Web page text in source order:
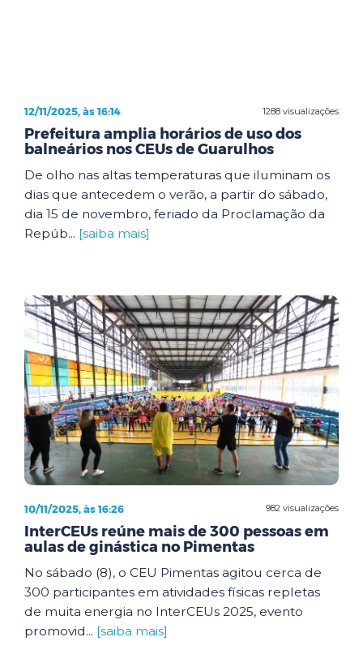
1288 visualizações
12/11/2025, às 16:14
Prefeitura amplia horários de uso dos
balneários nos CEUs de Guarulhos
De olho nas altas temperaturas que iluminam os
dias que antecedem o verão, a partir do sábado,
dia 15 de novembro, feriado da Proclamação da
Repúb... [saiba mais]
982 visualizações
10/11/2025, às 16:26
InterCEUs reúne mais de 300 pessoas em
aulas de ginástica no Pimentas
No sábado (8), o CEU Pimentas agitou cerca de
300 participantes em atividades físicas repletas
de muita energia no InterCEUs 2025, evento
promovid... [saiba mais]